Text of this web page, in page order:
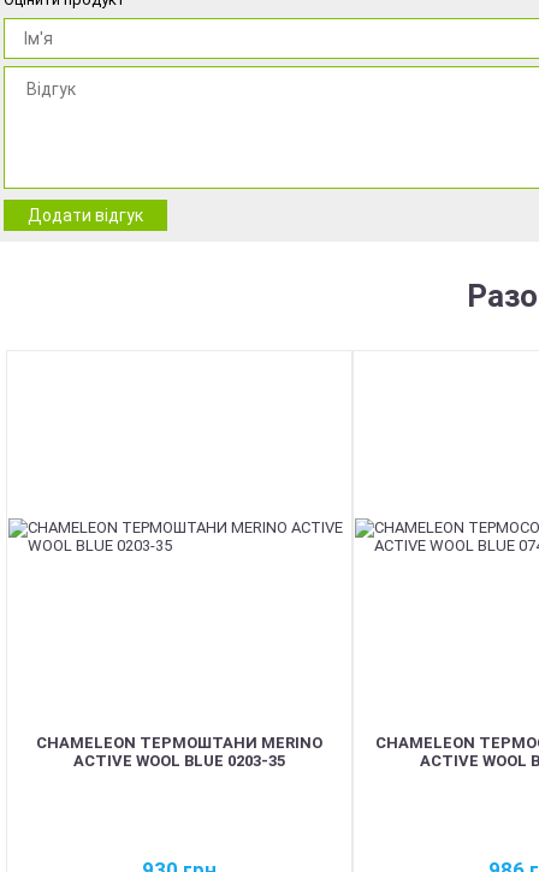
Додати відгук
CHAMELEON ТЕРМОШТАНИ MERINO
ACTIVE WOOL BLUE 0203-35
CHAMELEON
ACTIVE WOOL